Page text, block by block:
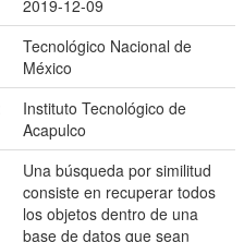
2019-12-09
Tecnológico Nacional de
México
Instituto Tecnológico de
Acapulco
Una búsqueda por similitud
consiste en recuperar todos
los objetos dentro de una
base de datos que sean